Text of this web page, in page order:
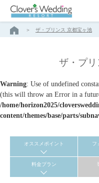
ザ・プリンス 京都宝ヶ池
ザ・プ
Warning: Use of undefined
(this will throw an Error in a
/home/horizon2025/
content/themes/base/parts/
オススメポイント フ
料金プラン